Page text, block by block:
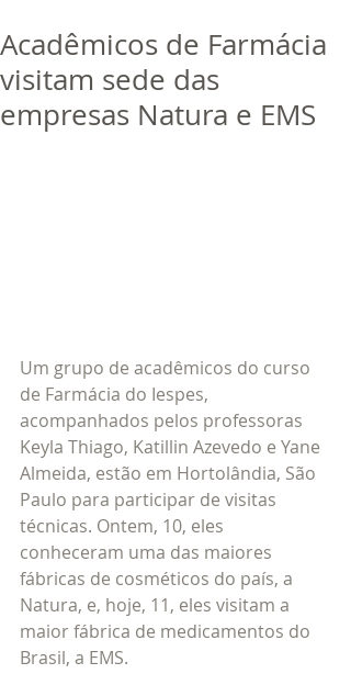
dor
Trabalhe Conosco
Acadêmicos de Farmácia
visitam sede das
empresas Natura e EMS
Um grupo de acadêmicos do curso
de Farmácia do Iespes,
acompanhados pelos professoras
Keyla Thiago, Katillin Azevedo e Yane
Almeida, estão em Hortolândia, São
Paulo para participar de visitas
técnicas. Ontem, 10, eles
conheceram uma das maiores
fábricas de cosméticos do país, a
Natura, e, hoje, 11, eles visitam a
maior fábrica de medicamentos do
Brasil, a EMS.